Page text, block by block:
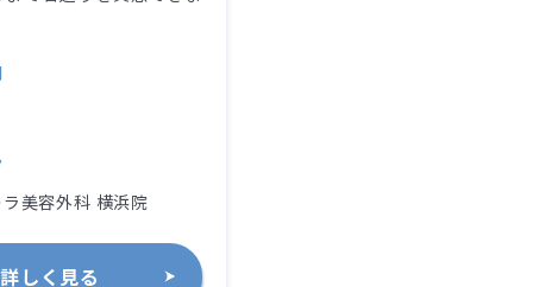
美容外科 横浜院
詳しく見る